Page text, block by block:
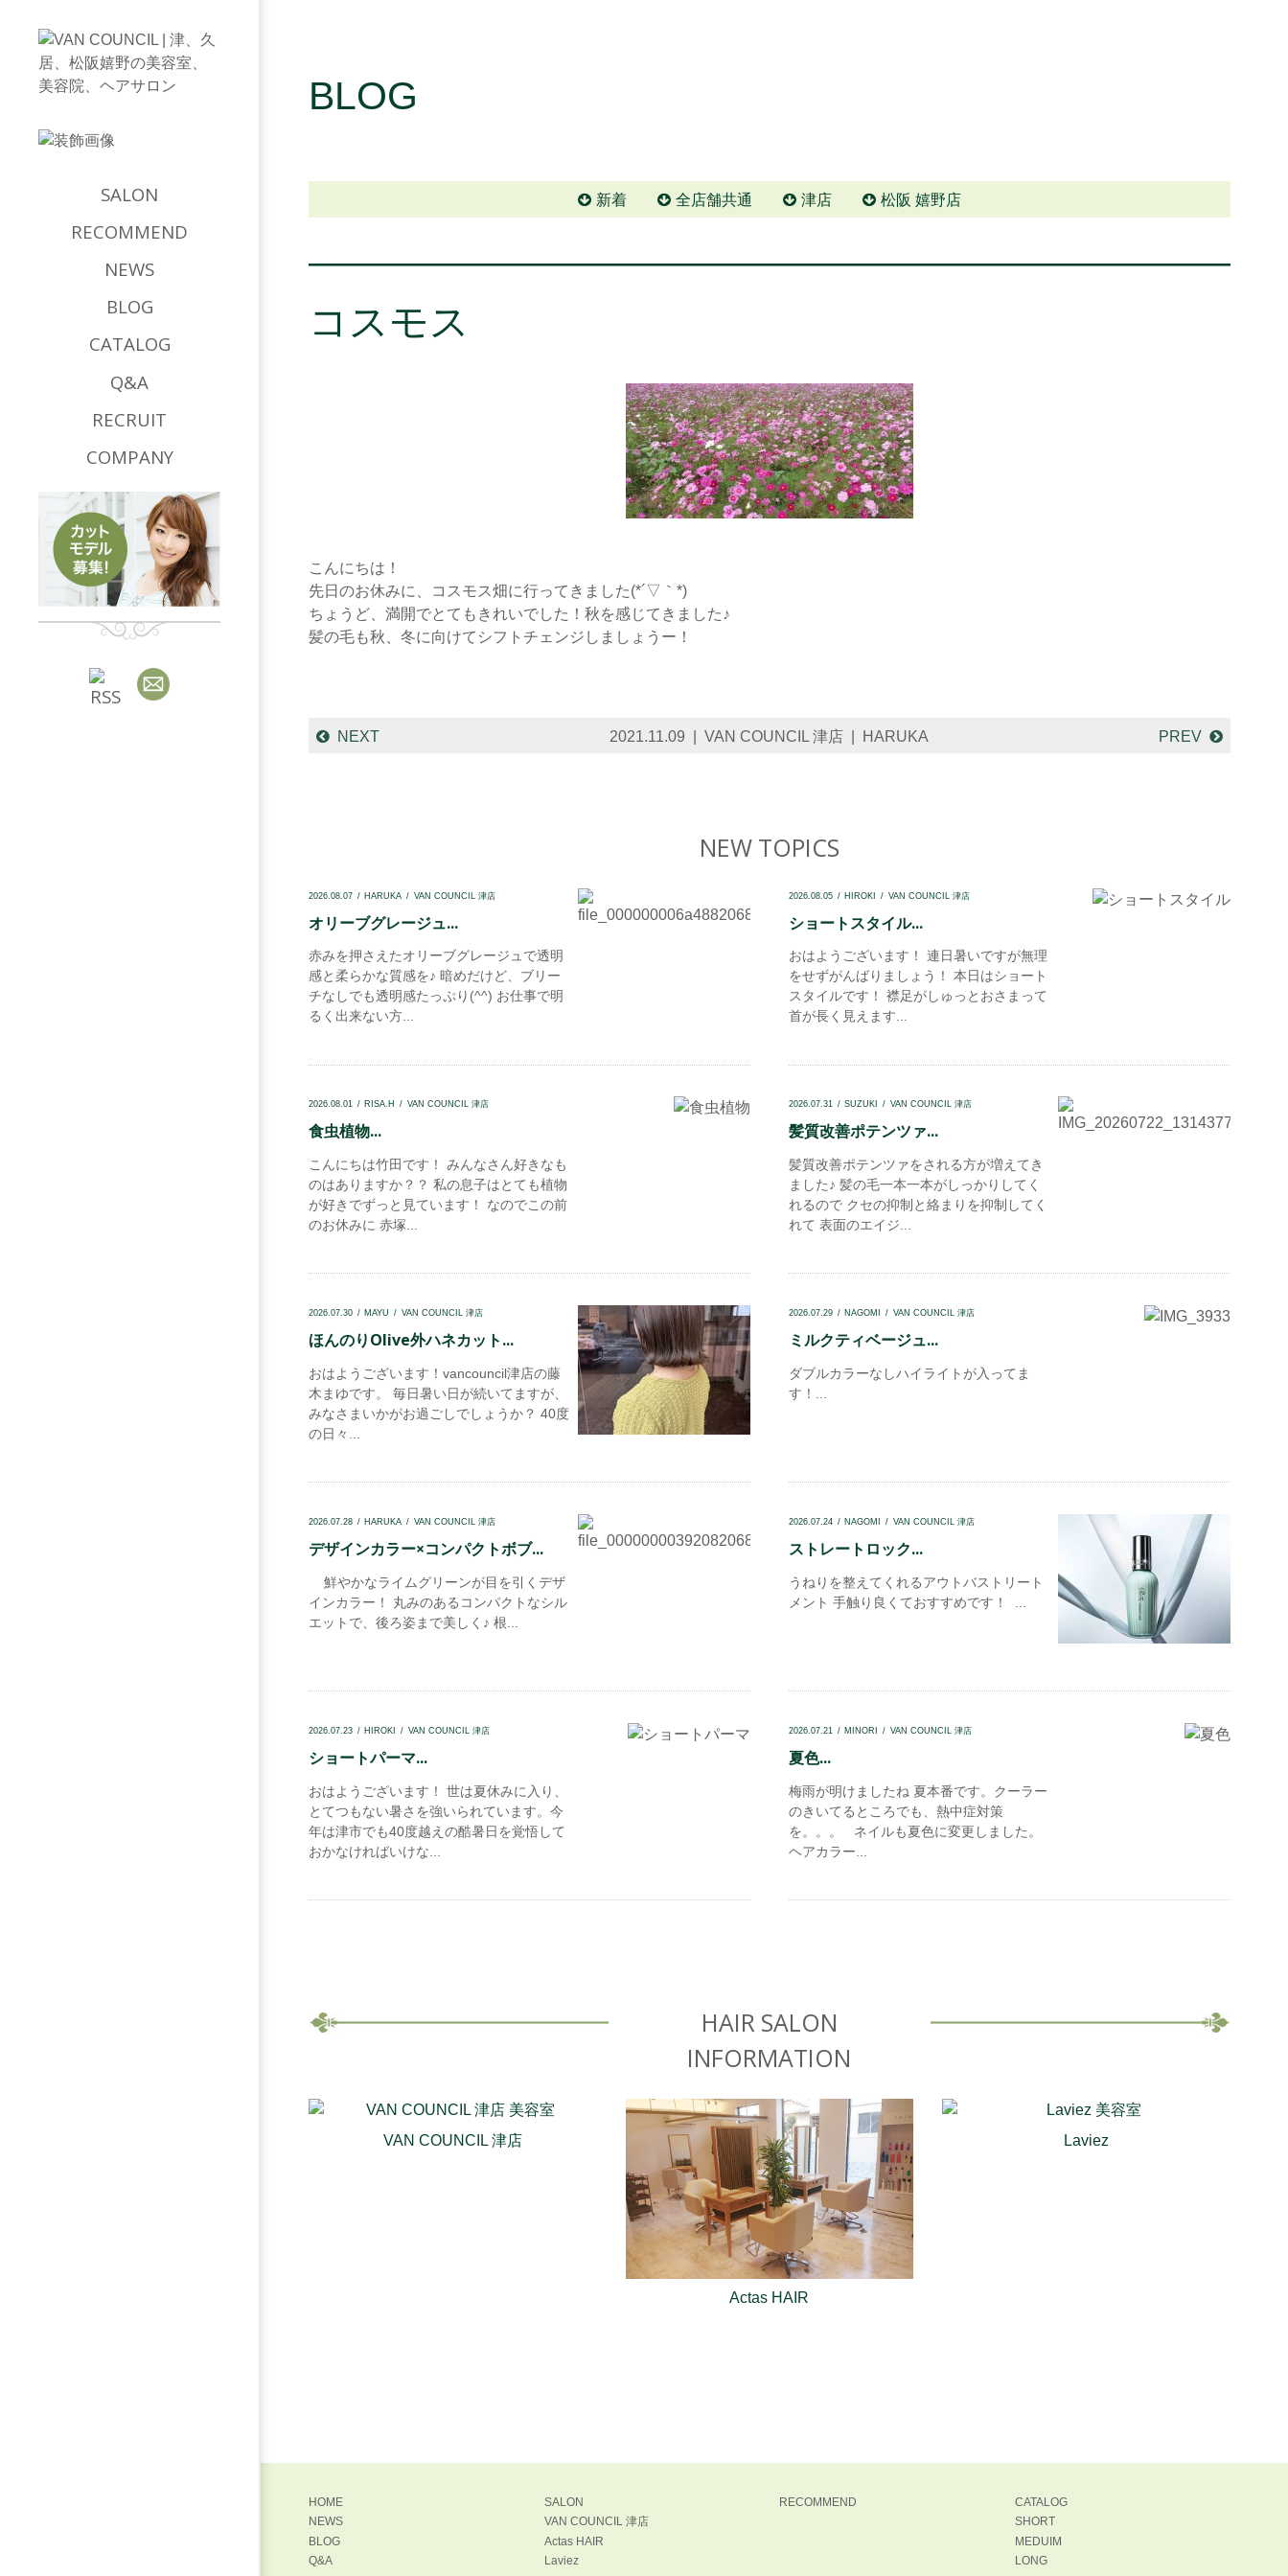
BLOG
新着 全店舗共通 津店 松阪 嬉野店
コスモス
こんにちは！
先日のお休みに、コスモス畑に行ってきました(*´▽｀*)
ちょうど、満開でとてもきれいでした！秋を感じてきました♪
髪の毛も秋、冬に向けてシフトチェンジしましょうー！
NEXT 2021.11.09 VAN COUNCIL 津店 HARUKA PREV
NEW TOPICS
2026.08.07 HARUKA VAN COUNCIL 津店
オリーブグレージュ...
赤みを押さえたオリーブグレージュで透明
感と柔らかな質感を♪ 暗めだけど、ブリー
チなしでも透明感たっぷり(^^) お仕事で明
るく出来ない方...
2026.08.05 HIROKI VAN COUNCIL 津店
ショートスタイル...
おはようございます！ 連日暑いですが無理
をせずがんばりましょう！ 本日はショート
スタイルです！ 襟足がしゅっとおさまって
首が長く見えます...
2026.08.01 RISA.H VAN COUNCIL 津店
食虫植物...
こんにちは竹田です！ みんなさん好きなも
のはありますか？？ 私の息子はとても植物
が好きでずっと見ています！ なのでこの前
のお休みに 赤塚...
2026.07.31 SUZUKI VAN COUNCIL 津店
髪質改善ポテンツァ...
髪質改善ポテンツァをされる方が増えてき
ました♪ 髪の毛一本一本がしっかりしてく
れるので クセの抑制と絡まりを抑制してく
れて 表面のエイジ...
2026.07.30 MAYU VAN COUNCIL 津店
ほんのりOlive外ハネカット...
おはようございます！vancouncil津店の藤
木まゆです。 毎日暑い日が続いてますが、
みなさまいかがお過ごしでしょうか？ 40度
の日々...
2026.07.29 NAGOMI VAN COUNCIL 津店
ミルクティベージュ...
ダブルカラーなしハイライトが入ってま
す！...
2026.07.28 HARUKA VAN COUNCIL 津店
デザインカラー×コンパクトボブ...
鮮やかなライムグリーンが目を引くデザ
インカラー！ 丸みのあるコンパクトなシル
エットで、後ろ姿まで美しく♪ 根...
2026.07.24 NAGOMI VAN COUNCIL 津店
ストレートロック...
うねりを整えてくれるアウトバストリート
メント 手触り良くておすすめです！ ...
2026.07.23 HIROKI VAN COUNCIL 津店
ショートパーマ...
おはようございます！ 世は夏休みに入り、
とてつもない暑さを強いられています。今
年は津市でも40度越えの酷暑日を覚悟して
おかなければいけな...
2026.07.21 MINORI VAN COUNCIL 津店
夏色...
梅雨が明けましたね 夏本番です。クーラー
のきいてるところでも、熱中症対策
を。。。 ネイルも夏色に変更しました。
ヘアカラー...
HAIR SALON
INFORMATION
VAN COUNCIL 津店
Actas HAIR
Laviez
SALON
RECOMMEND
NEWS
BLOG
CATALOG
Q&A
RECRUIT
COMPANY
HOME
NEWS
BLOG
Q&A
SALON
VAN COUNCIL 津店
Actas HAIR
Laviez
RECOMMEND
CATALOG
SHORT
MEDUIM
LONG